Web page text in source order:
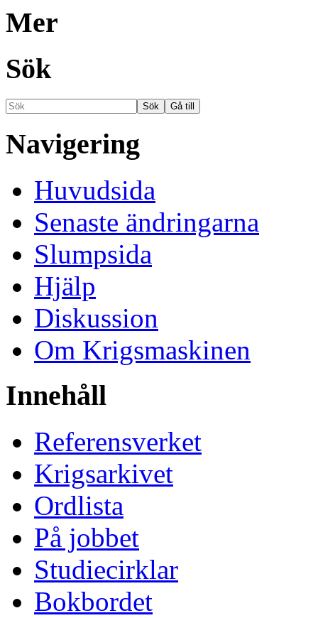
Mer
Sök
Navigering
Huvudsida
Senaste ändringarna
Slumpsida
Hjälp
Diskussion
Om Krigsmaskinen
Innehåll
Referensverket
Krigsarkivet
Ordlista
På jobbet
Studiecirklar
Bokbordet